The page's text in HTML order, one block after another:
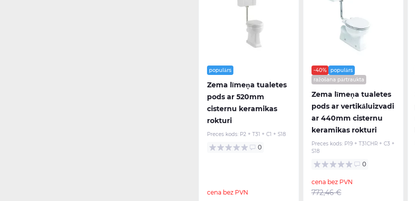
populārs
Zema līmeņa tualetes
pods ar 520mm
cisternu keramikas
rokturi
Preces kods: P2 + T31 + C1 + S18
0
cena bez PVN
-40%
populārs
ražošana pārtraukta
Zema līmeņa tualetes
pods ar vertikāluizvadi
ar 440mm cisternu
keramikas rokturi
Preces kods: P19 + T31CHR + C3 +
S18
0
cena bez PVN
772,46 €